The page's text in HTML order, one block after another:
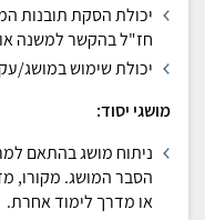
יכולת הסקת תובנות
חז"ל בהקשר למשנה
יכולת שימוש במושג/
מושגי יסוד:
ניתוח מושג בהתאם
הסבר המושג. מקורו,
או מדרך לימוד אחרת.